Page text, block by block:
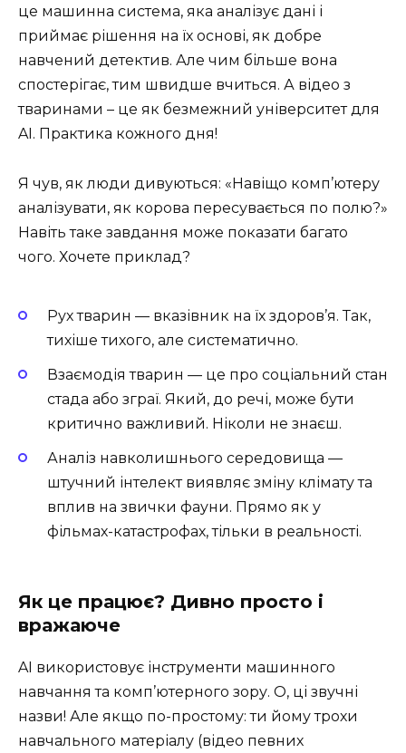
це машинна система, яка аналізує дані і
приймає рішення на їх основі, як добре
навчений детектив. Але чим більше вона
спостерігає, тим швидше вчиться. А відео з
тваринами – це як безмежний університет для
AI. Практика кожного дня!
Я чув, як люди дивуються: «Навіщо комп’ютеру
аналізувати, як корова пересувається по полю?»
Навіть таке завдання може показати багато
чого. Хочете приклад?
Рух тварин — вказівник на їх здоров’я. Так,
тихіше тихого, але систематично.
Взаємодія тварин — це про соціальний стан
стада або зграї. Який, до речі, може бути
критично важливий. Ніколи не знаєш.
Аналіз навколишнього середовища —
штучний інтелект виявляє зміну клімату та
вплив на звички фауни. Прямо як у
фільмах-катастрофах, тільки в реальності.
Як це працює? Дивно просто і
вражаюче
AI використовує інструменти машинного
навчання та комп’ютерного зору. О, ці звучні
назви! Але якщо по-простому: ти йому трохи
навчального матеріалу (відео певних